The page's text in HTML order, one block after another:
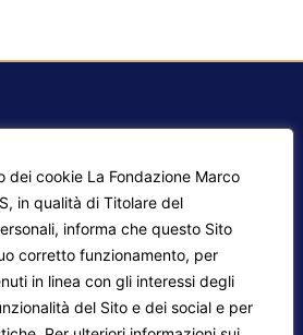
dei cookie La Fondazione Marco
in qualità di Titolare del
informa che questo Sito
corretto funzionamento, per
in linea con gli interessi degli
del Sito e dei social e per
corsi